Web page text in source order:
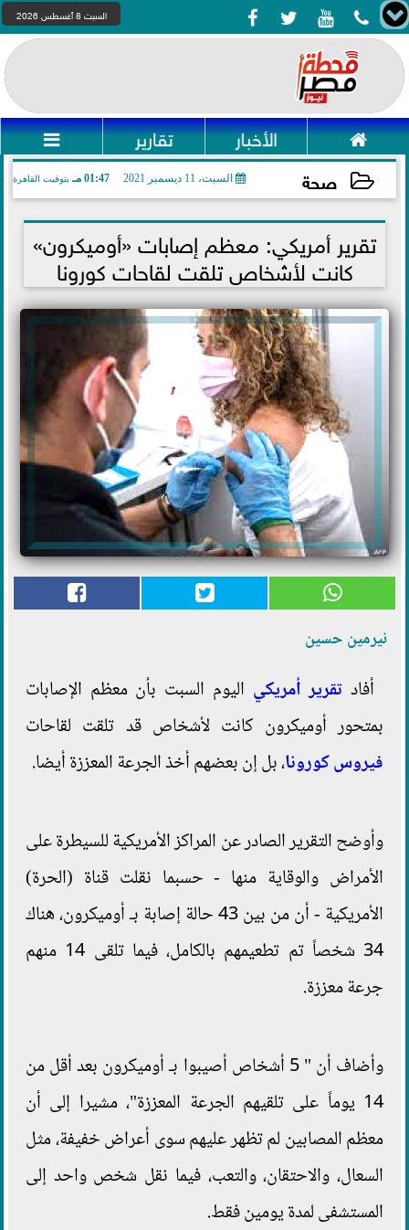
    السبت 8 أغسطس 2026
 الأخبار تقارير 
صحة السبت، 11 ديسمبر 2021 01:47 مـ بتوقيت القاهرة
2021-12-11 13:47:14
تقرير أمريكي: معظم إصابات «أوميكرون»
كانت لأشخاص تلقت لقاحات كورونا
نيرمين حسين
أفاد تقرير أمريكي اليوم السبت بأن معظم الإصابات
بمتحور أوميكرون كانت لأشخاص قد تلقت لقاحات
فيروس كورونا، بل إن بعضهم أخذ الجرعة المعززة أيضا.
وأوضح التقرير الصادر عن المراكز الأمريكية للسيطرة على
الأمراض والوقاية منها - حسبما نقلت قناة (الحرة)
الأمريكية - أن من بين 43 حالة إصابة بـ أوميكرون، هناك
34 شخصاً تم تطعيمهم بالكامل، فيما تلقى 14 منهم
جرعة معززة.
وأضاف أن " 5 أشخاص أصيبوا بـ أوميكرون بعد أقل من
14 يوماً على تلقيهم الجرعة المعززة"، مشيرا إلى أن
معظم المصابين لم تظهر عليهم سوى أعراض خفيفة، مثل
السعال، والاحتقان، والتعب، فيما نقل شخص واحد إلى
المستشفى لمدة يومين فقط.